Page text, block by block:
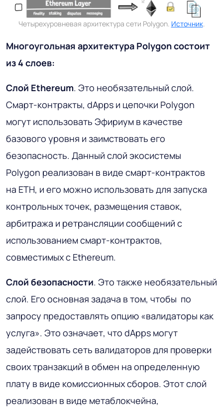
Четырехуровневая архитектура сети Polygon. Источник.
Многоугольная архитектура Polygon состоит
из 4 слоев:
Слой Ethereum. Это необязательный слой.
Смарт-контракты, dApps и цепочки Polygon
могут использовать Эфириум в качестве
базового уровня и заимствовать его
безопасность. Данный слой экосистемы
Polygon реализован в виде смарт-контрактов
на ETH, и его можно использовать для запуска
контрольных точек, размещения ставок,
арбитража и ретрансляции сообщений с
использованием смарт-контрактов,
совместимых с Ethereum.
Слой безопасности. Это также необязательный
слой. Его основная задача в том, чтобы по
запросу предоставлять опцию «валидаторы как
услуга». Это означает, что dApps могут
задействовать сеть валидаторов для проверки
своих транзакций в обмен на определенную
плату в виде комиссионных сборов. Этот слой
реализован в виде метаблокчейна,